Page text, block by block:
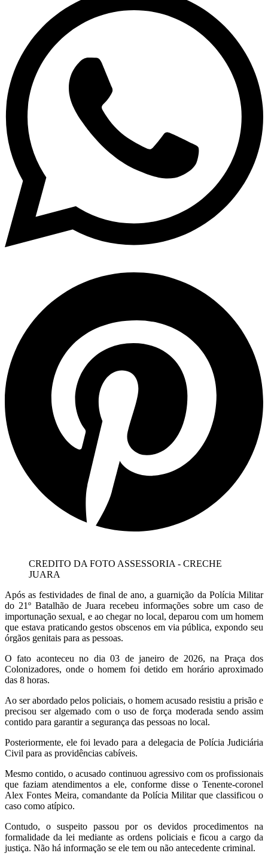
CREDITO DA FOTO ASSESSORIA - CRECHE
JUARA
Após as festividades de final de ano, a guarnição da Polícia Militar
do 21º Batalhão de Juara recebeu informações sobre um caso de
importunação sexual, e ao chegar no local, deparou com um homem
que estava praticando gestos obscenos em via pública, expondo seu
órgãos genitais para as pessoas.
O fato aconteceu no dia 03 de janeiro de 2026, na Praça dos
Colonizadores, onde o homem foi detido em horário aproximado
das 8 horas.
Ao ser abordado pelos policiais, o homem acusado resistiu a prisão e
precisou ser algemado com o uso de força moderada sendo assim
contido para garantir a segurança das pessoas no local.
Posteriormente, ele foi levado para a delegacia de Polícia Judiciária
Civil para as providências cabíveis.
Mesmo contido, o acusado continuou agressivo com os profissionais
que faziam atendimentos a ele, conforme disse o Tenente-coronel
Alex Fontes Meira, comandante da Polícia Militar que classificou o
caso como atípico.
Contudo, o suspeito passou por os devidos procedimentos na
formalidade da lei mediante as ordens policiais e ficou a cargo da
justiça. Não há informação se ele tem ou não antecedente criminal.